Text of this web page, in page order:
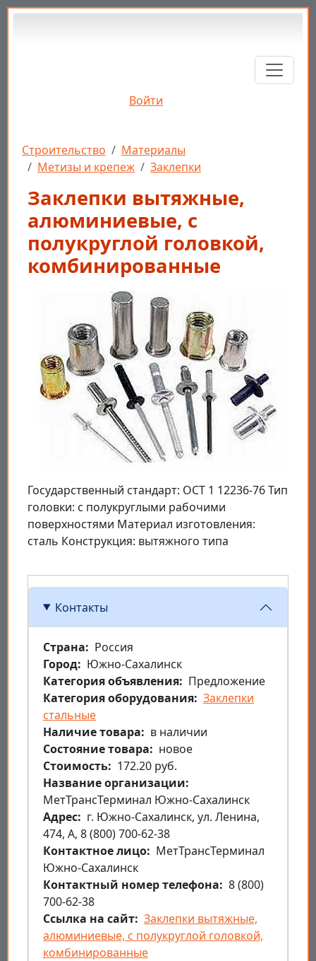
Перейти к основному содержанию
Войти
Строка навигации
Строительство
Материалы
Метизы и крепеж
Заклепки
Заклепки вытяжные,
алюминиевые, с
полукруглой головкой,
комбинированные
Государственный стандарт: ОСТ 1 12236-76 Тип
головки: с полукруглыми рабочими
поверхностями Материал изготовления:
сталь Конструкция: вытяжного типа
Контакты
Страна
Россия
Город
Южно-Сахалинск
Категория объявления
Предложение
Категория оборудования Заклепки
стальные
Наличие товара
в наличии
Состояние товара
новое
Стоимость
172.20 руб.
Название организации
МетТрансТерминал Южно-Сахалинск
Aдрес
г. Южно-Сахалинск, ул. Ленина,
474, А, 8 (800) 700-62-38
Контактное лицо
МетТрансТерминал
Южно-Сахалинск
Контактный номер телефона
8 (800)
700-62-38
Ссылка на сайт Заклепки вытяжные,
алюминиевые, с полукруглой головкой,
комбинированные